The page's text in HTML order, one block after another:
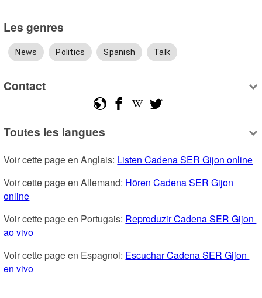
Les genres
News Politics Spanish Talk
Contact
Toutes les langues
Voir cette page en Anglais: Listen Cadena SER Gijon online
Voir cette page en Allemand: Hören Cadena SER Gijon
online
Voir cette page en Portugais: Reproduzir Cadena SER Gijon
ao vivo
Voir cette page en Espagnol: Escuchar Cadena SER Gijon
en vivo